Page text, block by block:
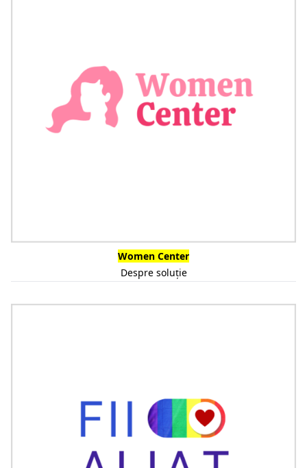
Women Center
Despre soluție